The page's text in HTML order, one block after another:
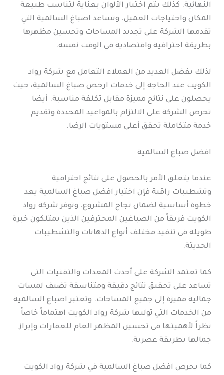
النهائية. كذلك يتم اختيار الألوان بعناية لتناسب طبيعة
المكان واحتياجات العميل. وتساعد اصباغ السالمية التي
تقدمها الشركة على تجديد المساحات وتحسين مظهرها
بطريقة احترافية واقتصادية في الوقت نفسه.
لذلك يفضل العديد من العملاء التعامل مع شركة رواد
الكويت عند الحاجة إلى خدمات ارخص صباغ السالمية، حيث
يحصلون على نتائج مميزة مقابل تكلفة مناسبة. أيضا
تحرص الشركة على الالتزام بالمواعيد المحددة وتقديم
خدمة متكاملة تحقق أعلى مستويات الرضا.
افضل صباغ السالمية
عندما يتعلق الأمر بالحصول على نتائج احترافية
وتشطيبات راقية فإن اختيار افضل صباغ السالمية يعد
خطوة أساسية لضمان نجاح المشروع. وتوفر شركة رواد
الكويت فريقاً من الصباغين المحترفين الذين يمتلكون خبرة
طويلة في تنفيذ مختلف أنواع الدهانات والتشطيبات
الحديثة.
كما تعتمد الشركة على أحدث المعدات والتقنيات التي
تساعد على تحقيق نتائج دقيقة ومتناسقة تضيف لمسات
جمالية مميزة إلى جميع المساحات. وتعتبر اصباغ السالمية
من الخدمات التي توليها شركة رواد الكويت اهتماماً خاصاً
نظراً لأهميتها في تحسين المظهر العام للعقارات وإبراز
جمالها بطريقة عصرية.
كما يحرص افضل صباغ السالمية في شركة رواد الكويت